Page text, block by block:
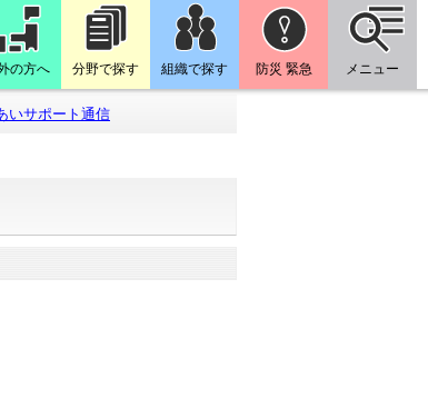
の方へ 分野で探す 組織で探す 防災 緊急 メニュー
いサポート通信